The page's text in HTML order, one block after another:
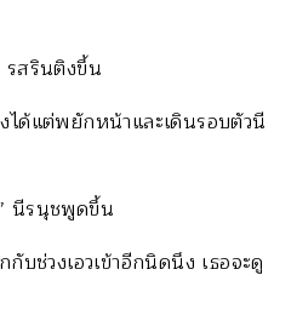
รสรินติงขึ้น
ได้แต่พยักหน้าและเดินรอบตัวนี
นีรนุชพูดขึ้น
กับช่วงเอวเข้าอีกนิดนึง เธอจะดู